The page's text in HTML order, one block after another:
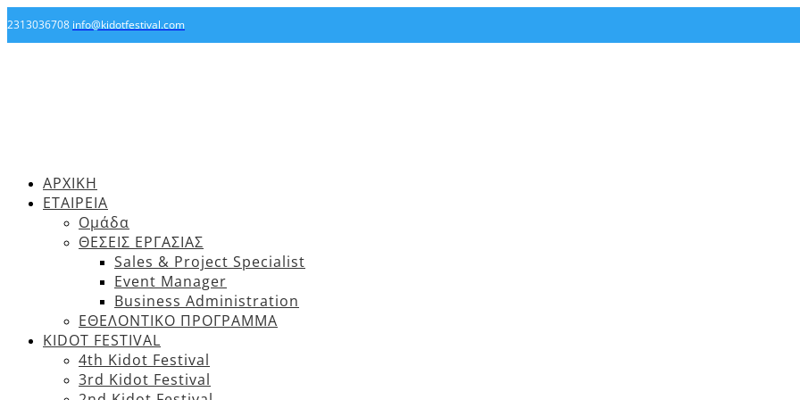
2313036708 info@kidotfestival.com
ΑΡΧΙΚΗ
ΕΤΑΙΡΕΙΑ
Ομάδα
ΘΕΣΕΙΣ ΕΡΓΑΣΙΑΣ
Sales & Project Specialist
Event Manager
Business Administration
ΕΘΕΛΟΝΤΙΚΟ ΠΡΟΓΡΑΜΜΑ
KIDOT FESTIVAL
4th Kidot Festival
3rd Kidot Festival